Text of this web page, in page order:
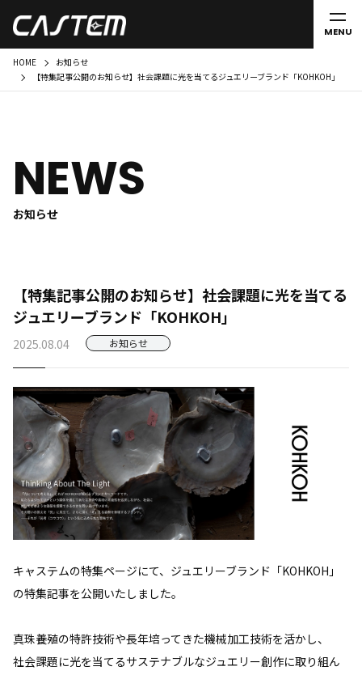
MENU
HOME
お知らせ
【特集記事公開のお知らせ】社会課題に光を当てるジュエリーブランド「KOHKOH」
NEWS
お知らせ
【特集記事公開のお知らせ】社会課題に光を当てる
ジュエリーブランド「KOHKOH」
2025.08.04 お知らせ
キャステムの特集ページにて、ジュエリーブランド「KOHKOH」
の特集記事を公開いたしました。
真珠養殖の特許技術や長年培ってきた機械加工技術を活かし、
社会課題に光を当てるサステナブルなジュエリー創作に取り組ん